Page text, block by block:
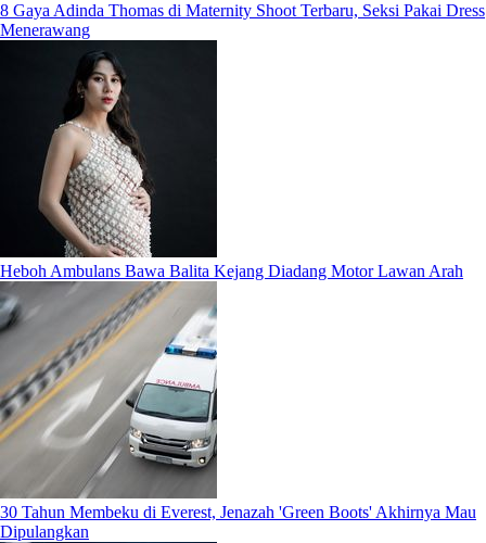
8 Gaya Adinda Thomas di Maternity Shoot Terbaru, Seksi Pakai Dress
Menerawang
Heboh Ambulans Bawa Balita Kejang Diadang Motor Lawan Arah
30 Tahun Membeku di Everest, Jenazah 'Green Boots' Akhirnya Mau
Dipulangkan